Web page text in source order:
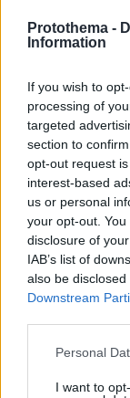
Protothema -
Information
If you wish to
processing of
targeted
section to
opt-out request
interest-based
us or personal
your opt-out.
disclosure of
IAB’s list of
also be
Downstream
Please note that
not limited to
Personal
I want to
21χρονος
κατάσταση»
πριν 10 λεπτά
Τι θα συμβεί αν
μέρα – Απαντά
εβδομάδες
πριν 16 λεπτά
Η Ισπανία
ταυτοποιήσει
στη Θέουτα
πριν 20 λεπτά
Βαγιαννίδης:
τα δεδομένα
πριν 27 λεπτά
Γκρίφιθ μετά το
πριν 35 λεπτά